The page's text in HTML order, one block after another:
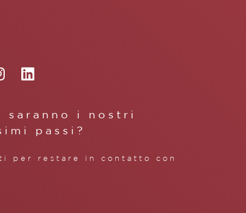
saranno i nostri
passi?
per restare in contatto con